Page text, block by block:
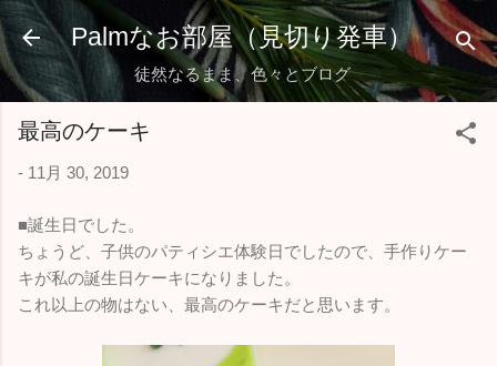
スキップしてメイン コンテンツに移動
Palmなお部屋（見切り発車）
徒然なるまま、色々とブログ
最高のケーキ
- 11月 30, 2019
■誕生日でした。
ちょうど、子供のパティシエ体験日でしたので、手作りケー
キが私の誕生日ケーキになりました。
これ以上の物はない、最高のケーキだと思います。